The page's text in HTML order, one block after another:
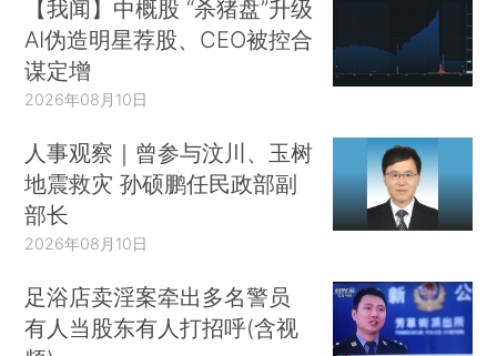
【我闻】中概股 “杀猪盘”升级
AI伪造明星荐股、CEO被控合
谋定增
2026年08月10日
人事观察｜曾参与汶川、玉树
地震救灾 孙硕鹏任民政部副
部长
2026年08月10日
足浴店卖淫案牵出多名警员
有人当股东有人打招呼(含视